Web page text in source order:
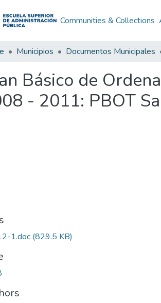
Communities & Collections
Municipios Documentos Municipales
Básico de
- 2011: PBOT
1.doc (829.5 KB)